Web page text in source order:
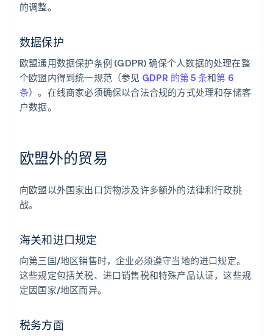
的调整。
数据保护
欧盟通用数据保护条例 (GDPR) 确保个人数据的处理在整
个欧盟内得到统一规范（参见 GDPR 的第 5 条和第 6
条）。在线商家必须确保以合法合规的方式处理和存储客
户数据。
欧盟外的贸易
向欧盟以外国家出口货物涉及许多额外的法律和行政挑
战。
海关和进口规定
向第三国/地区销售时，企业必须遵守当地的进口规定。
这些规定包括关税、进口销售税和特殊产品认证，这些规
定因国家/地区而异。
税务方面